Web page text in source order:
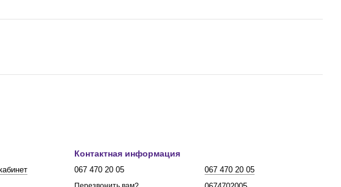
Контактная информация
067 470 20 05
067 470 20 05